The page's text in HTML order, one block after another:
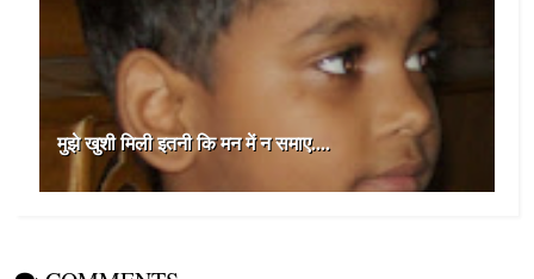
मुझे खुशी मिली इतनी कि मन में न समाए....